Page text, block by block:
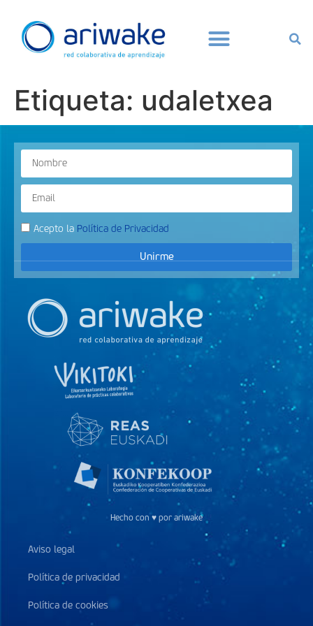
Etiqueta: udaletxea
Acepto la Política de Privacidad
Unirme
Hecho con ♥ por ariwake
Aviso legal
Política de privacidad
Política de cookies